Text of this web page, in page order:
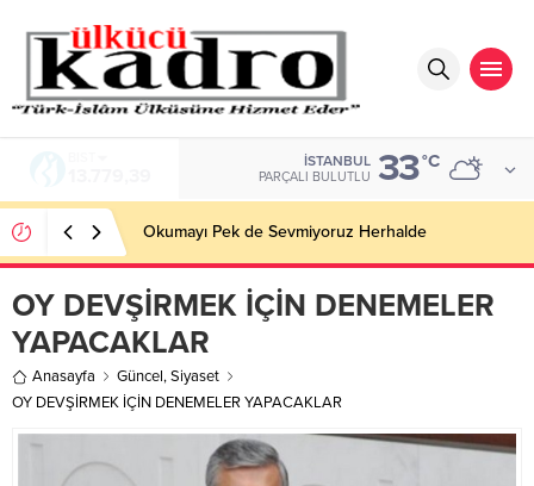
İSTANBUL
PARÇALI BULUTLU 33°C
Okumayı Pek de Sevmiyoruz Herhalde
OY DEVŞİRMEK İÇİN DENEMELER
YAPACAKLAR
Anasayfa Güncel,Siyaset
OY DEVŞİRMEK İÇİN DENEMELER YAPACAKLAR